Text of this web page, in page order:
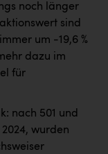
noch länger
sind
um -19,6 %
dazu im
für
nach 501 und
wurden